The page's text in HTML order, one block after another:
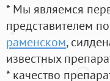
* Мы являемся
представителем
раменском,
известных
* качество